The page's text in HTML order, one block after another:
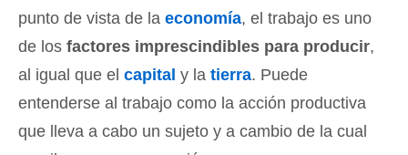
punto de vista de la economía, el trabajo es uno
de los factores imprescindibles para producir,
al igual que el capital y la tierra. Puede
entenderse al trabajo como la acción productiva
que lleva a cabo un sujeto y a cambio de la cual